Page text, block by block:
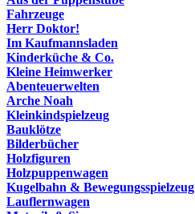
Fahrzeuge
Herr Doktor!
Im Kaufmannsladen
Kinderküche & Co.
Kleine Heimwerker
Abenteuerwelten
Arche Noah
Kleinkindspielzeug
Bauklötze
Bilderbücher
Holzfiguren
Holzpuppenwagen
Kugelbahn & Bewegungsspielzeug
Lauflernwagen